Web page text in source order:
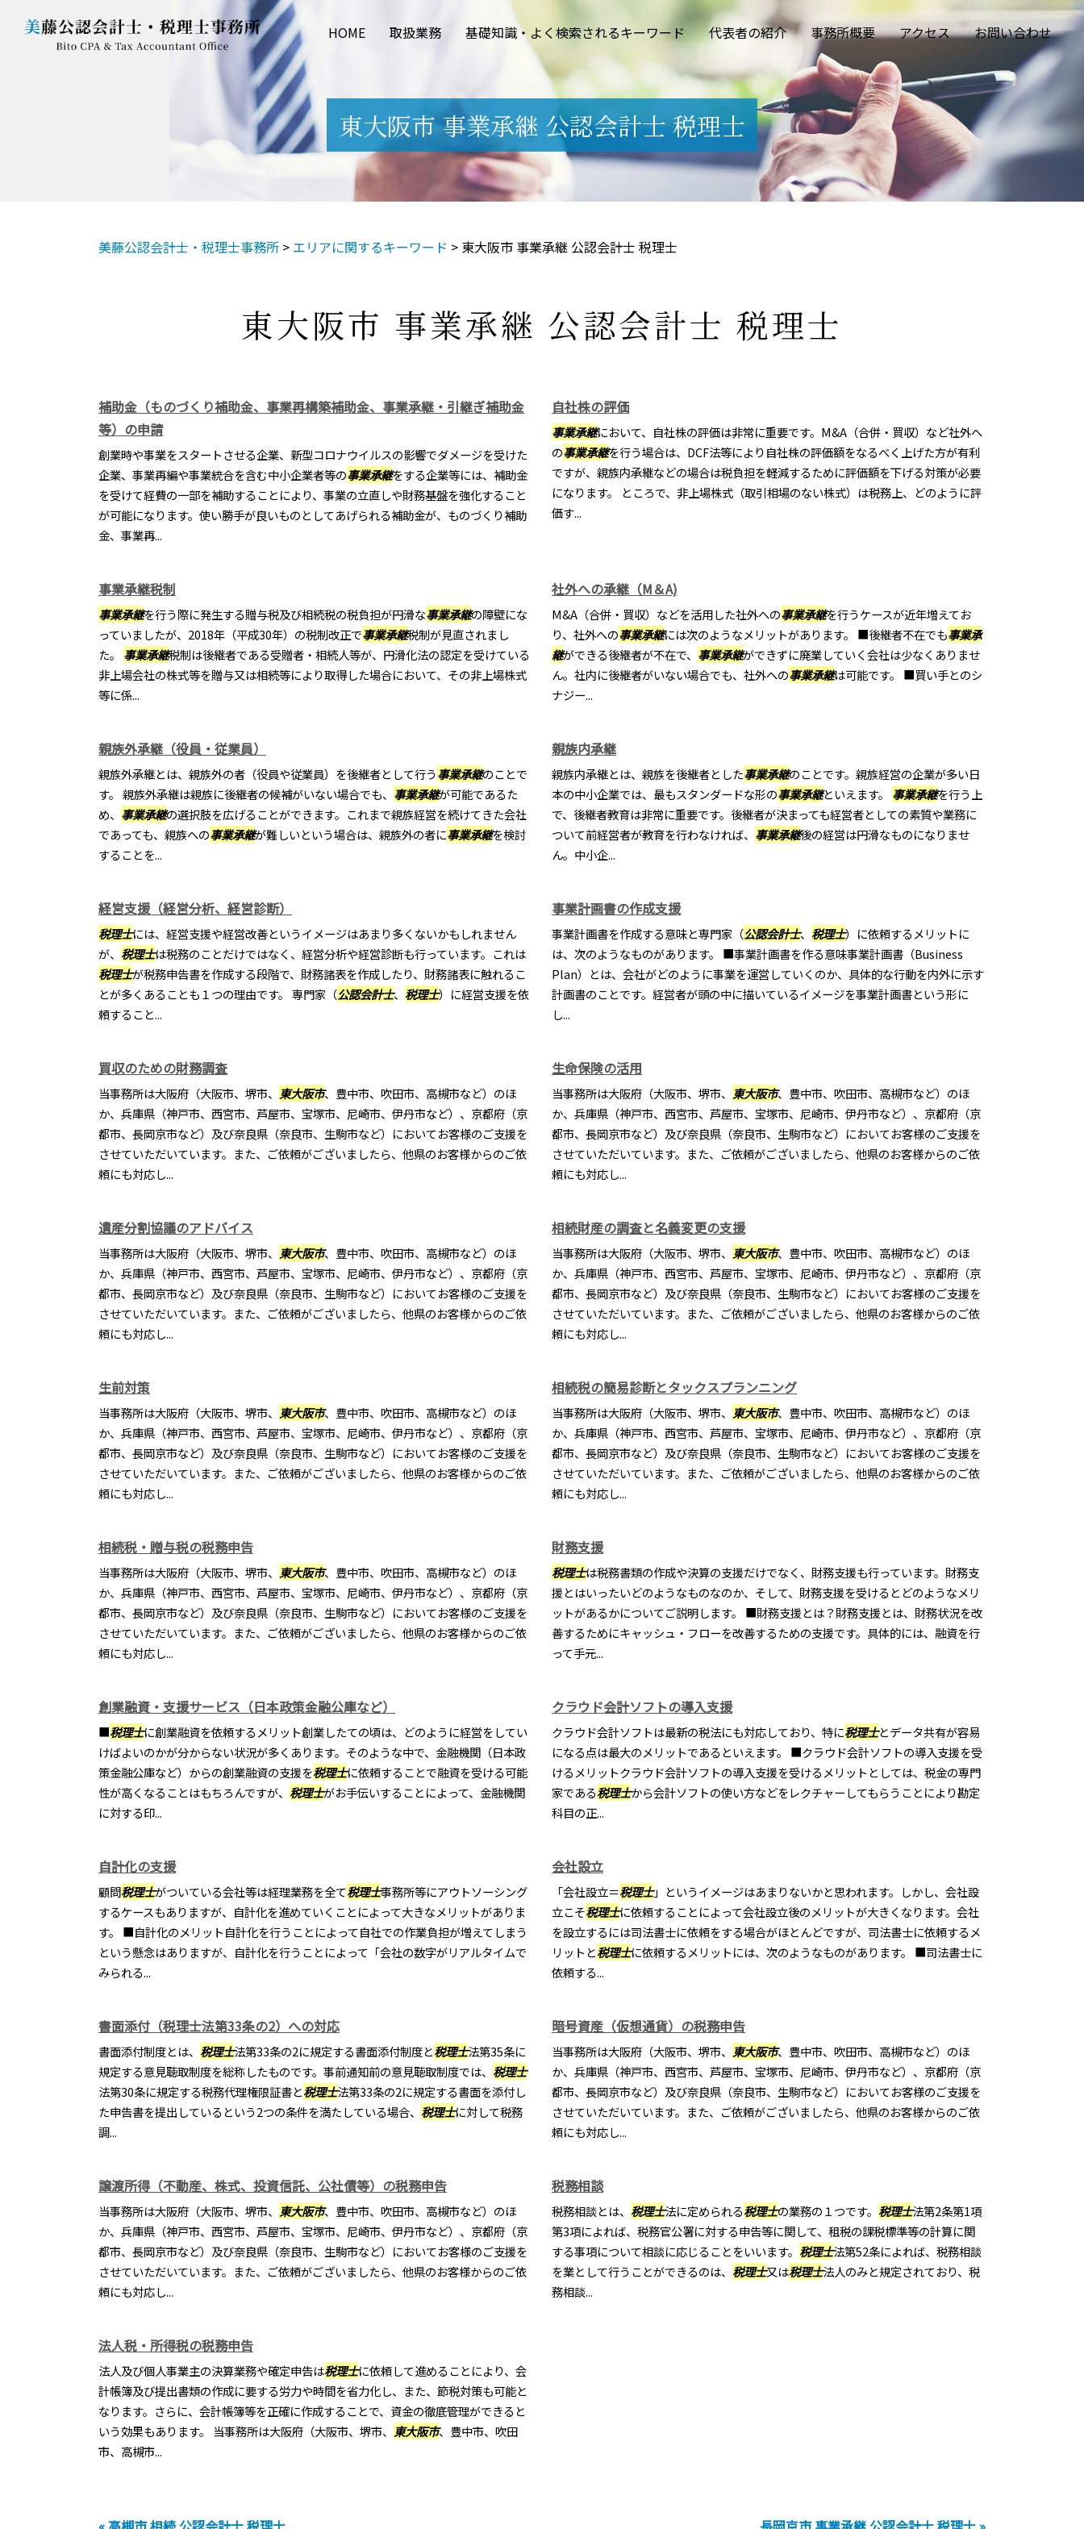
HOME 取扱業務 基礎知識・よく検索されるキーワード 代表者の紹介 事務所概要 アクセス お問い合わせ
東大阪市 事業承継 公認会計士 税理士
美藤公認会計士・税理士事務所 > エリアに関するキーワード > 東大阪市 事業承継 公認会計士 税理士
東大阪市 事業承継 公認会計士 税理士
補助金（ものづくり補助金、事業再構築補助金、事業承継・引継ぎ補助金
等）の申請
創業時や事業をスタートさせる企業、新型コロナウイルスの影響でダメージを受けた
企業、事業再編や事業統合を含む中小企業者等の事業承継をする企業等には、補助金
を受けて経費の一部を補助することにより、事業の立直しや財務基盤を強化すること
が可能になります。使い勝手が良いものとしてあげられる補助金が、ものづくり補助
金、事業再...
自社株の評価
事業承継において、自社株の評価は非常に重要です。M&A（合併・買収）など社外へ
の事業承継を行う場合は、DCF法等により自社株の評価額をなるべく上げた方が有利
ですが、親族内承継などの場合は税負担を軽減するために評価額を下げる対策が必要
になります。 ところで、非上場株式（取引相場のない株式）は税務上、どのように評
価す...
事業承継税制
事業承継を行う際に発生する贈与税及び相続税の税負担が円滑な事業承継の障壁にな
っていましたが、2018年（平成30年）の税制改正で事業承継税制が見直されまし
た。 事業承継税制は後継者である受贈者・相続人等が、円滑化法の認定を受けている
非上場会社の株式等を贈与又は相続等により取得した場合において、その非上場株式
等に係...
社外への承継（M＆A)
M&A（合併・買収）などを活用した社外への事業承継を行うケースが近年増えてお
り、社外への事業承継には次のようなメリットがあります。 ■後継者不在でも事業承
継ができる後継者が不在で、 事業承継ができずに廃業していく会社は少なくありませ
ん。社内に後継者がいない場合でも、社外への事業承継は可能です。 ■買い手とのシ
ナジー...
親族外承継（役員・従業員）
親族外承継とは、親族外の者（役員や従業員）を後継者として行う事業承継のことで
す。 親族外承継は親族に後継者の候補がいない場合でも、 事業承継が可能であるた
め、 事業承継の選択肢を広げることができます。これまで親族経営を続けてきた会社
であっても、親族への事業承継が難しいという場合は、親族外の者に事業承継を検討
することを...
親族内承継
親族内承継とは、親族を後継者とした事業承継のことです。親族経営の企業が多い日
本の中小企業では、最もスタンダードな形の事業承継といえます。 事業承継を行う上
で、後継者教育は非常に重要です。後継者が決まっても経営者としての素質や業務に
ついて前経営者が教育を行わなければ、 事業承継後の経営は円滑なものになりませ
ん。中小企...
経営支援（経営分析、経営診断）
税理士には、経営支援や経営改善というイメージはあまり多くないかもしれません
が、 税理士は税務のことだけではなく、経営分析や経営診断も行っています。これは
税理士が税務申告書を作成する段階で、財務諸表を作成したり、財務諸表に触れるこ
とが多くあることも１つの理由です。 専門家（公認会計士、 税理士）に経営支援を依
頼すること...
事業計画書の作成支援
事業計画書を作成する意味と専門家（公認会計士、 税理士）に依頼するメリットに
は、次のようなものがあります。 ■事業計画書を作る意味事業計画書（Business
Plan）とは、会社がどのように事業を運営していくのか、具体的な行動を内外に示す
計画書のことです。経営者が頭の中に描いているイメージを事業計画書という形に
し...
買収のための財務調査
当事務所は大阪府（大阪市、堺市、 東大阪市、豊中市、吹田市、高槻市など）のほ
か、兵庫県（神戸市、西宮市、芦屋市、宝塚市、尼崎市、伊丹市など）、京都府（京
都市、長岡京市など）及び奈良県（奈良市、生駒市など）においてお客様のご支援を
させていただいています。また、ご依頼がございましたら、他県のお客様からのご依
頼にも対応し...
生命保険の活用
当事務所は大阪府（大阪市、堺市、 東大阪市、豊中市、吹田市、高槻市など）のほ
か、兵庫県（神戸市、西宮市、芦屋市、宝塚市、尼崎市、伊丹市など）、京都府（京
都市、長岡京市など）及び奈良県（奈良市、生駒市など）においてお客様のご支援を
させていただいています。また、ご依頼がございましたら、他県のお客様からのご依
頼にも対応し...
遺産分割協議のアドバイス
当事務所は大阪府（大阪市、堺市、 東大阪市、豊中市、吹田市、高槻市など）のほ
か、兵庫県（神戸市、西宮市、芦屋市、宝塚市、尼崎市、伊丹市など）、京都府（京
都市、長岡京市など）及び奈良県（奈良市、生駒市など）においてお客様のご支援を
させていただいています。また、ご依頼がございましたら、他県のお客様からのご依
頼にも対応し...
相続財産の調査と名義変更の支援
当事務所は大阪府（大阪市、堺市、 東大阪市、豊中市、吹田市、高槻市など）のほ
か、兵庫県（神戸市、西宮市、芦屋市、宝塚市、尼崎市、伊丹市など）、京都府（京
都市、長岡京市など）及び奈良県（奈良市、生駒市など）においてお客様のご支援を
させていただいています。また、ご依頼がございましたら、他県のお客様からのご依
頼にも対応し...
生前対策
当事務所は大阪府（大阪市、堺市、 東大阪市、豊中市、吹田市、高槻市など）のほ
か、兵庫県（神戸市、西宮市、芦屋市、宝塚市、尼崎市、伊丹市など）、京都府（京
都市、長岡京市など）及び奈良県（奈良市、生駒市など）においてお客様のご支援を
させていただいています。また、ご依頼がございましたら、他県のお客様からのご依
頼にも対応し...
相続税の簡易診断とタックスプランニング
当事務所は大阪府（大阪市、堺市、 東大阪市、豊中市、吹田市、高槻市など）のほ
か、兵庫県（神戸市、西宮市、芦屋市、宝塚市、尼崎市、伊丹市など）、京都府（京
都市、長岡京市など）及び奈良県（奈良市、生駒市など）においてお客様のご支援を
させていただいています。また、ご依頼がございましたら、他県のお客様からのご依
頼にも対応し...
相続税・贈与税の税務申告
当事務所は大阪府（大阪市、堺市、 東大阪市、豊中市、吹田市、高槻市など）のほ
か、兵庫県（神戸市、西宮市、芦屋市、宝塚市、尼崎市、伊丹市など）、京都府（京
都市、長岡京市など）及び奈良県（奈良市、生駒市など）においてお客様のご支援を
させていただいています。また、ご依頼がございましたら、他県のお客様からのご依
頼にも対応し...
財務支援
税理士は税務書類の作成や決算の支援だけでなく、財務支援も行っています。財務支
援とはいったいどのようなものなのか、そして、財務支援を受けるとどのようなメリ
ットがあるかについてご説明します。 ■財務支援とは？財務支援とは、財務状況を改
善するためにキャッシュ・フローを改善するための支援です。具体的には、融資を行
って手元...
創業融資・支援サービス（日本政策金融公庫など）
■税理士に創業融資を依頼するメリット創業したての頃は、どのように経営をしてい
けばよいのかが分からない状況が多くあります。そのような中で、金融機関（日本政
策金融公庫など）からの創業融資の支援を税理士に依頼することで融資を受ける可能
性が高くなることはもちろんですが、 税理士がお手伝いすることによって、金融機関
に対する印...
クラウド会計ソフトの導入支援
クラウド会計ソフトは最新の税法にも対応しており、特に税理士とデータ共有が容易
になる点は最大のメリットであるといえます。 ■クラウド会計ソフトの導入支援を受
けるメリットクラウド会計ソフトの導入支援を受けるメリットとしては、税金の専門
家である税理士から会計ソフトの使い方などをレクチャーしてもらうことにより勘定
科目の正...
自計化の支援
顧問税理士がついている会社等は経理業務を全て税理士事務所等にアウトソーシング
するケースもありますが、自計化を進めていくことによって大きなメリットがありま
す。 ■自計化のメリット自計化を行うことによって自社での作業負担が増えてしまう
という懸念はありますが、自計化を行うことによって「会社の数字がリアルタイムで
みられる...
会社設立
「会社設立＝税理士」というイメージはあまりないかと思われます。しかし、会社設
立こそ税理士に依頼することによって会社設立後のメリットが大きくなります。会社
を設立するには司法書士に依頼をする場合がほとんどですが、司法書士に依頼するメ
リットと税理士に依頼するメリットには、次のようなものがあります。 ■司法書士に
依頼する...
書面添付（税理士法第33条の2）への対応
書面添付制度とは、 税理士法第33条の2に規定する書面添付制度と税理士法第35条に
規定する意見聴取制度を総称したものです。事前通知前の意見聴取制度では、 税理士
法第30条に規定する税務代理権限証書と税理士法第33条の2に規定する書面を添付し
た申告書を提出しているという2つの条件を満たしている場合、 税理士に対して税務
調...
暗号資産（仮想通貨）の税務申告
当事務所は大阪府（大阪市、堺市、 東大阪市、豊中市、吹田市、高槻市など）のほ
か、兵庫県（神戸市、西宮市、芦屋市、宝塚市、尼崎市、伊丹市など）、京都府（京
都市、長岡京市など）及び奈良県（奈良市、生駒市など）においてお客様のご支援を
させていただいています。また、ご依頼がございましたら、他県のお客様からのご依
頼にも対応し...
譲渡所得（不動産、株式、投資信託、公社債等）の税務申告
当事務所は大阪府（大阪市、堺市、 東大阪市、豊中市、吹田市、高槻市など）のほ
か、兵庫県（神戸市、西宮市、芦屋市、宝塚市、尼崎市、伊丹市など）、京都府（京
都市、長岡京市など）及び奈良県（奈良市、生駒市など）においてお客様のご支援を
させていただいています。また、ご依頼がございましたら、他県のお客様からのご依
頼にも対応し...
税務相談
税務相談とは、 税理士法に定められる税理士の業務の１つです。 税理士法第2条第1項
第3項によれば、税務官公署に対する申告等に関して、租税の課税標準等の計算に関
する事項について相談に応じることをいいます。 税理士法第52条によれば、税務相談
を業として行うことができるのは、 税理士又は税理士法人のみと規定されており、税
務相談...
法人税・所得税の税務申告
法人及び個人事業主の決算業務や確定申告は税理士に依頼して進めることにより、会
計帳簿及び提出書類の作成に要する労力や時間を省力化し、また、節税対策も可能と
なります。さらに、会計帳簿等を正確に作成することで、資金の徹底管理ができると
いう効果もあります。 当事務所は大阪府（大阪市、堺市、 東大阪市、豊中市、吹田
市、高槻市...